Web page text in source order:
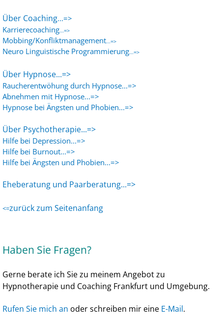
Über Coaching...=>
Karrierecoaching...=>
Mobbing/Konfliktmanagement...=>
Neuro Linguistische Programmierung...=>
Über Hypnose...=>
Raucherentwöhung durch Hypnose...=>
Abnehmen mit Hypnose...=>
Hypnose bei Ängsten und Phobien...=>
Über Psychotherapie...=>
Hilfe bei Depression...=>
Hilfe bei Burnout...=>
Hilfe bei Ängsten und Phobien...=>
Eheberatung und Paarberatung...=>
<=zurück zum Seitenanfang
Haben Sie Fragen?
Gerne berate ich Sie zu meinem Angebot zu
Hypnotherapie und Coaching Frankfurt und Umgebung.
Rufen Sie mich an oder schreiben mir eine E-Mail.